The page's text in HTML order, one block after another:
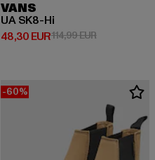
VANS
UA SK8-Hi
48,30 EUR
Derzeitiger Preis: 48,30 EUR
114,99 EURAktionspreis:
-60%